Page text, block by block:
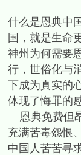
什么是恩典中
国，就是生命
神州为何需要
行，世俗化与
下成为真实的
体现了悔罪的
恩典免费但
充满苦毒怨恨
中国人苦苦寻